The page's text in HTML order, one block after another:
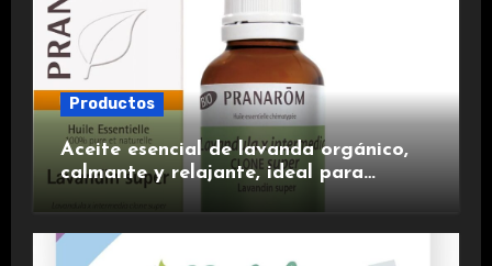
Productos
Aceite esencial de lavanda orgánico,
calmante y relajante, ideal para